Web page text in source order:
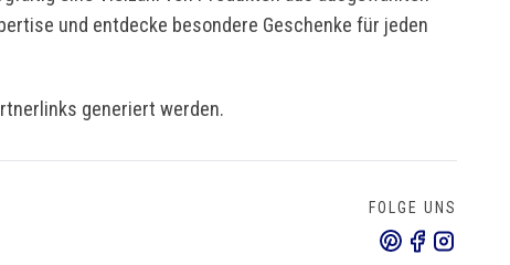
und entdecke besondere Geschenke für jeden
generiert werden.
FOLGE UNS